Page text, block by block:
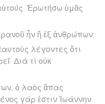
Ἐρωτήσω ὑμᾶς
ἦν ἢ ἐξ ἀνθρώπων;
λέγοντες ὅτι
Διὰ τί οὐκ
ὁ λαὸς ἅπας
γάρ ἐστιν Ἰωάννην